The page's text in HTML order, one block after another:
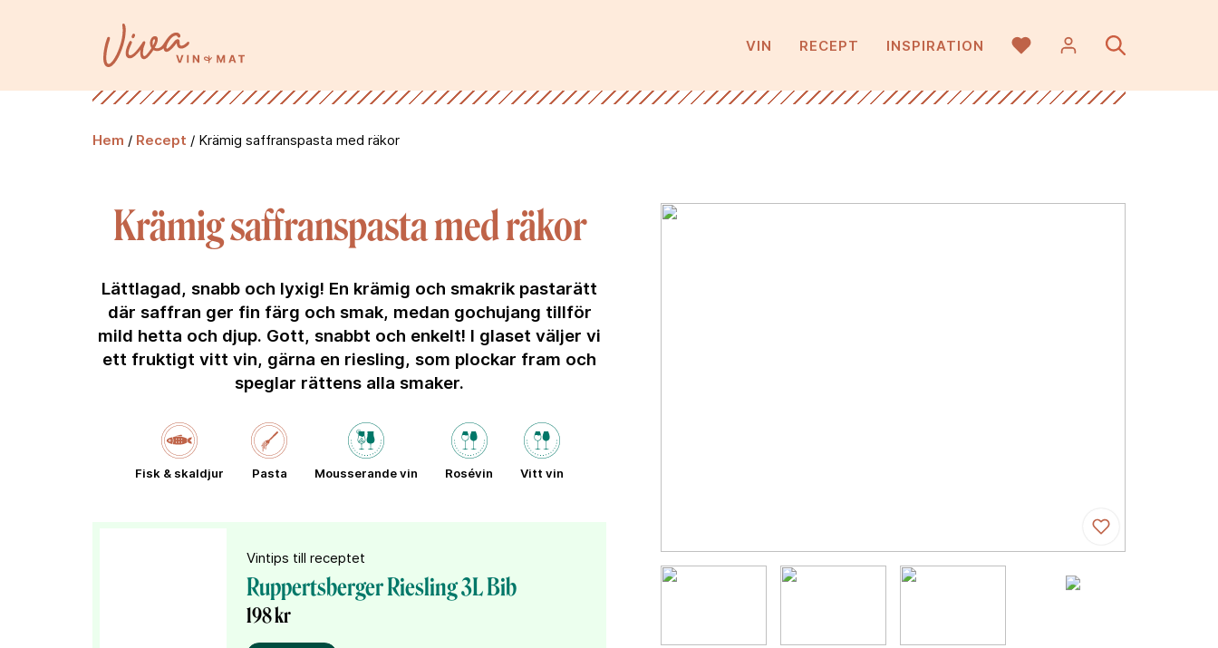
VIN RECEPT INSPIRATION
Hem / Recept / Krämig saffranspasta med räkor
Krämig saffranspasta med räkor
Lättlagad, snabb och lyxig! En krämig och smakrik pastarätt
där saffran ger fin färg och smak, medan gochujang tillför
mild hetta och djup. Gott, snabbt och enkelt! I glaset väljer vi
ett fruktigt vitt vin, gärna en riesling, som plockar fram och
speglar rättens alla smaker.
Fisk & skaldjur Pasta Mousserande vin Rosévin Vitt vin
Vintips till receptet
Ruppertsberger Riesling 3L Bib
198 kr